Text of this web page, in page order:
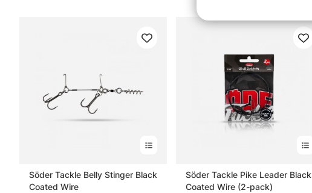
Söder Tackle Belly Stinger Black
Coated Wire
Söder Tackle Pike Leader Black
Coated Wire (2-pack)